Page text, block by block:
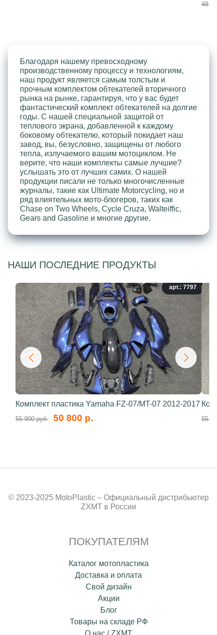
48
Благодаря нашему превосходному
производственному процессу и технологиям,
наш продукт является самым толстым и
прочным комплектом обтекателей вторичного
рынка на рынке, гарантируя, что у вас будет
фантастический комплект обтекателей на долгие
годы. С нашей специальной защитой от
теплового экрана, добавленной к каждому
боковому обтекателю, который покидает наш
завод, вы, безусловно, защищены от любого
тепла, излучаемого вашим мотоциклом. Не
верите, что наши комплекты самые лучшие?
услышать это от лучших самих. О нашей
продукции писали не только многочисленные
журналы, такие как Ultimate Motorcycling, но и
ряд влиятельных мото-блогеров, таких как
Chase on Two Wheels, Cycle Cruza, Walteiffic,
Gears and Gasoline и многие другие.
НАШИ ПОСЛЕДНИЕ ПРОДУКТЫ
арт.: 7797
Комплект пластика Yamaha FZ-07/MT-07 2012-2017
55 900 руб. 50 800 р. 55
© 2023-2025 MotoPlastic – Официальный дистрибьютер
ZXMT в России
ПОКУПАТЕЛЯМ
Каталог мотопластика
Доставка и оплата
Свой дизайн
Акции
Блог
Товары на складе РФ
О нас / ZXMT